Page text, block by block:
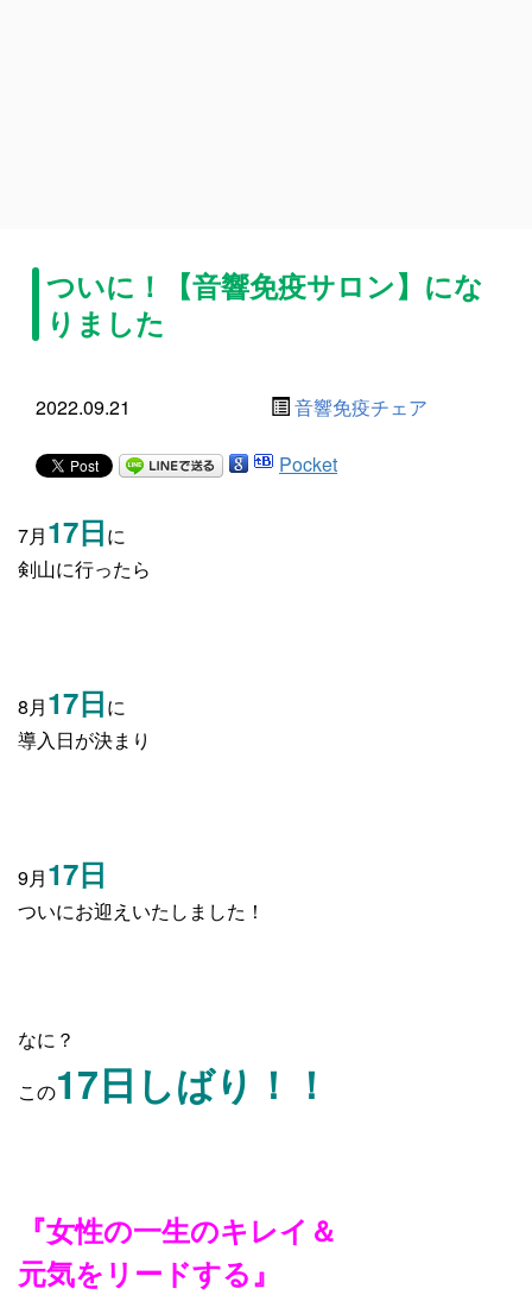
ついに！【音響免疫サロン】にな
りました
2022.09.21 音響免疫チェア
Pocket
7月17日に
剣山に行ったら
8月17日に
導入日が決まり
9月17日
ついにお迎えいたしました！
なに？
この17日しばり！！
『女性の一生のキレイ＆
元気をリードする』